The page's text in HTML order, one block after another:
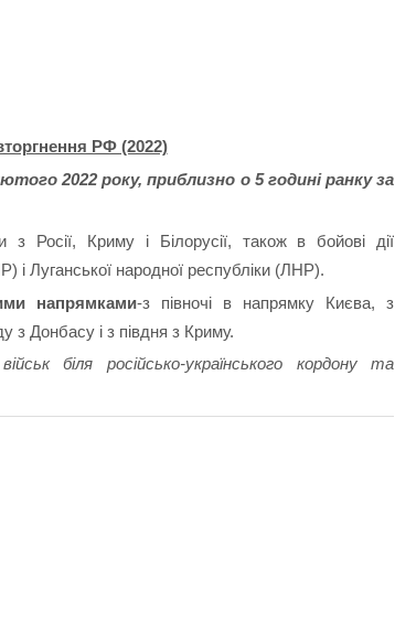
РФ (2022)
2022 року, приблизно о 5 годині ранку за
з Росії, Криму і Білорусії, також в бойові дії
і Луганської народної республіки (ЛНР).
напрямками-з півночі в напрямку Києва, з
з Донбасу і з півдня з Криму.
біля російсько-українського кордону та